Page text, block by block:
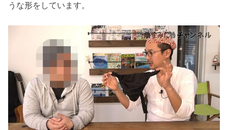
うな形をしています。